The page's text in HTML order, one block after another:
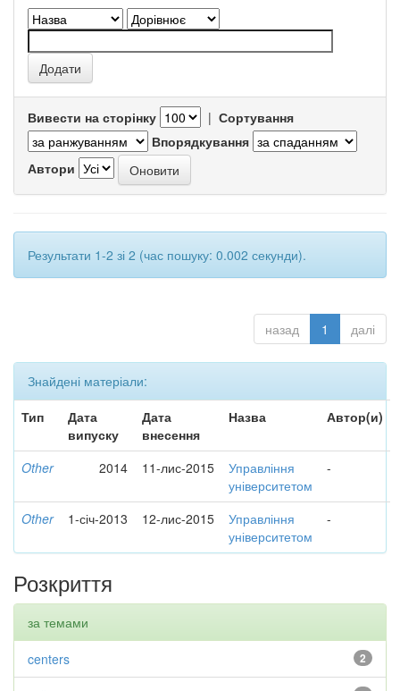
Вивести на сторінку | Сортування
Впорядкування
Автори
Результати 1-2 зі 2 (час пошуку: 0.002 секунди).
назад 1 далі
Знайдені матеріали:
Тип
Дата
випуску
Дата
внесення
Назва Автор(и)
Other 2014 11-лис-2015
Управління
університетом
-
Other 1-січ-2013 12-лис-2015
Управління
університетом
-
Розкриття
за темами
2
centers